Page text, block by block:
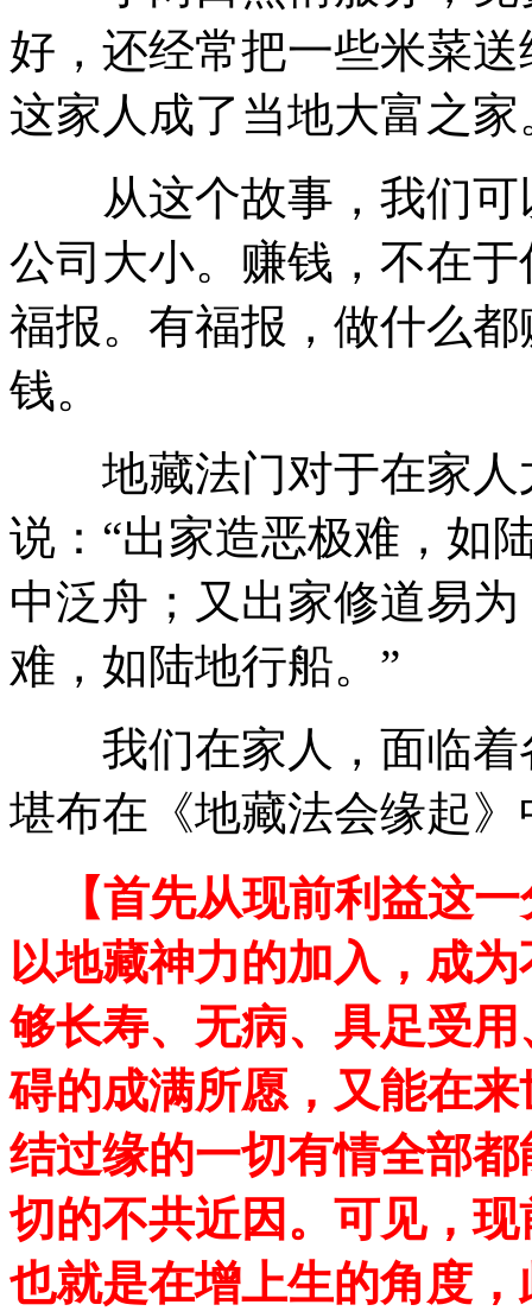
好，还经常把一些米菜
这家人成了当地大富之家
从这个故事，我们可
公司大小。赚钱，不在
福报。有福报，做什么
钱。
地藏法门对于在家人
说：“出家造恶极难，如
中泛舟；又出家修道易
难，如陆地行船。”
我们在家人，面临着
堪布在《地藏法会缘起
【首先从现前利益这一
以地藏神力的加入，成
够长寿、无病、具足受
碍的成满所愿，又能在
结过缘的一切有情全部
切的不共近因。可见，
也就是在增上生的角度